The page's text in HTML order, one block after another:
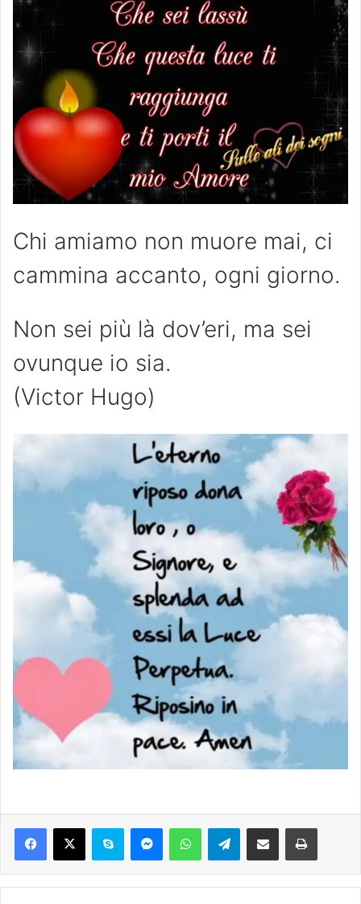
Chi amiamo non muore mai, ci
cammina accanto, ogni giorno.
Non sei più là dov’eri, ma sei
ovunque io sia.
(Victor Hugo)